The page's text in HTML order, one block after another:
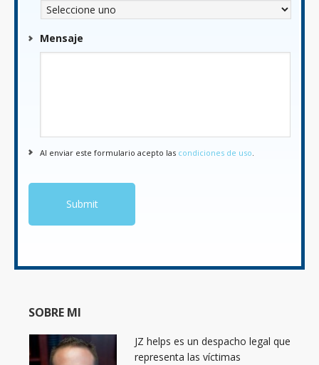
Mensaje
Al enviar este formulario acepto las condiciones de uso.
SOBRE MI
JZ helps es un despacho legal que
representa las víctimas